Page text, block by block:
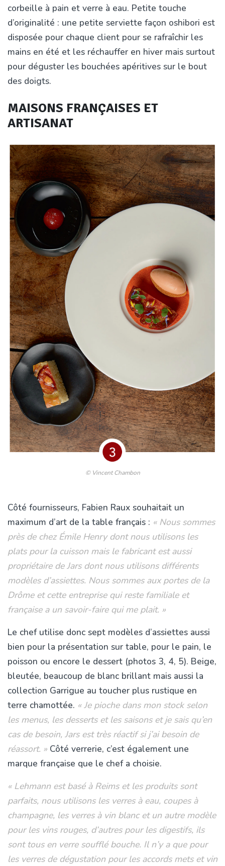
corbeille à pain et verre à eau. Petite touche
d’originalité : une petite serviette façon oshibori est
disposée pour chaque client pour se rafraîchir les
mains en été et les réchauffer en hiver mais surtout
pour déguster les bouchées apéritives sur le bout
des doigts.
MAISONS FRANÇAISES ET
ARTISANAT
© Vincent Chambon
Côté fournisseurs, Fabien Raux souhaitait un
maximum d’art de la table français : « Nous sommes
près de chez Émile Henry dont nous utilisons les
plats pour la cuisson mais le fabricant est aussi
propriétaire de Jars dont nous utilisons différents
modèles d’assiettes. Nous sommes aux portes de la
Drôme et cette entreprise qui reste familiale et
française a un savoir-faire qui me plait. »
Le chef utilise donc sept modèles d’assiettes aussi
bien pour la présentation sur table, pour le pain, le
poisson ou encore le dessert (photos 3, 4, 5). Beige,
bleutée, beaucoup de blanc brillant mais aussi la
collection Garrigue au toucher plus rustique en
terre chamottée. « Je pioche dans mon stock selon
les menus, les desserts et les saisons et je sais qu’en
cas de besoin, Jars est très réactif si j’ai besoin de
réassort. » Côté verrerie, c’est également une
marque française que le chef a choisie.
« Lehmann est basé à Reims et les produits sont
parfaits, nous utilisons les verres à eau, coupes à
champagne, les verres à vin blanc et un autre modèle
pour les vins rouges, d’autres pour les digestifs, ils
sont tous en verre soufflé bouche. Il n’y a que pour
les verres de dégustation pour les accords mets et vin